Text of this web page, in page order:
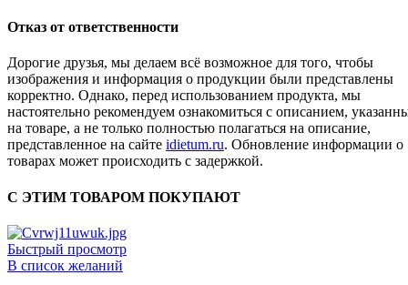
Отказ от ответственности
Дорогие друзья, мы делаем всё возможное для того, чтобы
изображения и информация о продукции были представлены
корректно. Однако, перед использованием продукта, мы
настоятельно рекомендуем ознакомиться с описанием,
на товаре, а не только полностью полагаться на описание,
представленное на сайте idietum.ru. Обновление информации о
товарах может происходить с задержкой.
С ЭТИМ ТОВАРОМ ПОКУПАЮТ
Быстрый просмотр
В список желаний